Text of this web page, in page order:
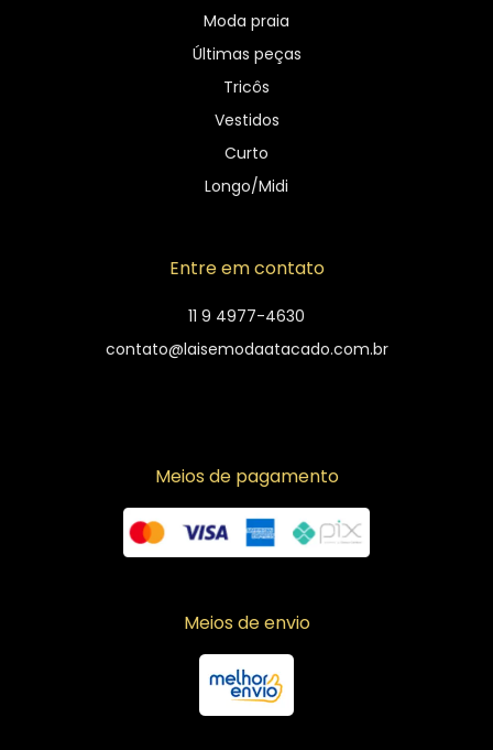
Moda praia
Últimas peças
Tricôs
Vestidos
Curto
Longo/Midi
Entre em contato
11 9 4977-4630
contato@laisemodaatacado.com.br
Meios de pagamento
Meios de envio